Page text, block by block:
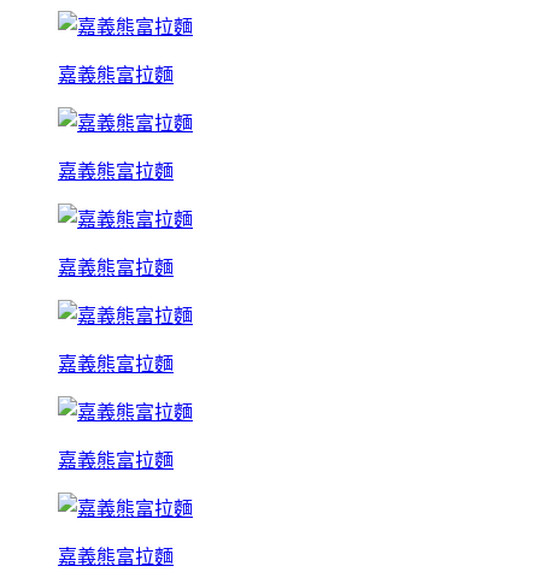
嘉義熊富拉麵
嘉義熊富拉麵
嘉義熊富拉麵
嘉義熊富拉麵
嘉義熊富拉麵
嘉義熊富拉麵